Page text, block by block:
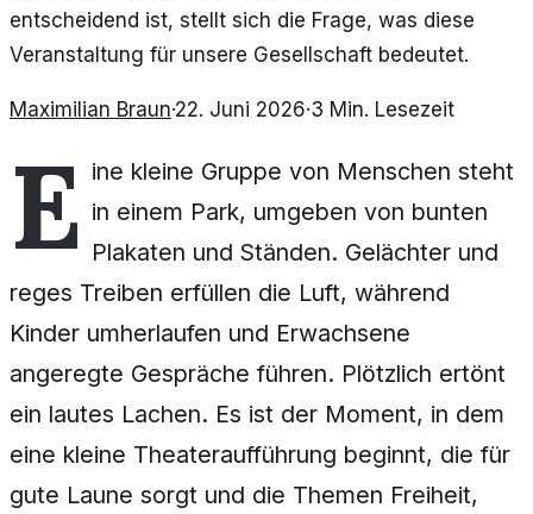
entscheidend ist, stellt sich die Frage, was diese
Veranstaltung für unsere Gesellschaft bedeutet.
Maximilian Braun·22. Juni 2026·3 Min. Lesezeit
E ine kleine Gruppe von Menschen steht
in einem Park, umgeben von bunten
Plakaten und Ständen. Gelächter und
reges Treiben erfüllen die Luft, während
Kinder umherlaufen und Erwachsene
angeregte Gespräche führen. Plötzlich ertönt
ein lautes Lachen. Es ist der Moment, in dem
eine kleine Theateraufführung beginnt, die für
gute Laune sorgt und die Themen Freiheit,